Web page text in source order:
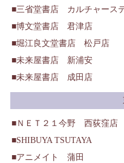
三省堂書店 カルチャース
博文堂書店 君津店
堀江良文堂書店 松戸店
未来屋書店 新浦安
未来屋書店 成田店
ＮＥＴ２１今野 西荻窪店
SHIBUYA TSUTAYA
アニメイト 蒲田